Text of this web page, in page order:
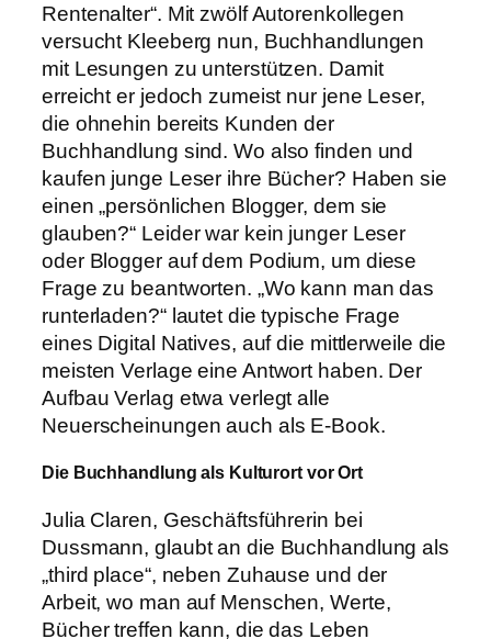
Rentenalter“. Mit zwölf Autorenkollegen
versucht Kleeberg nun, Buchhandlungen
mit Lesungen zu unterstützen. Damit
erreicht er jedoch zumeist nur jene Leser,
die ohnehin bereits Kunden der
Buchhandlung sind. Wo also finden und
kaufen junge Leser ihre Bücher? Haben sie
einen „persönlichen Blogger, dem sie
glauben?“ Leider war kein junger Leser
oder Blogger auf dem Podium, um diese
Frage zu beantworten. „Wo kann man das
runterladen?“ lautet die typische Frage
eines Digital Natives, auf die mittlerweile die
meisten Verlage eine Antwort haben. Der
Aufbau Verlag etwa verlegt alle
Neuerscheinungen auch als E-Book.
Die Buchhandlung als Kulturort vor Ort
Julia Claren, Geschäftsführerin bei
Dussmann, glaubt an die Buchhandlung als
„third place“, neben Zuhause und der
Arbeit, wo man auf Menschen, Werte,
Bücher treffen kann, die das Leben